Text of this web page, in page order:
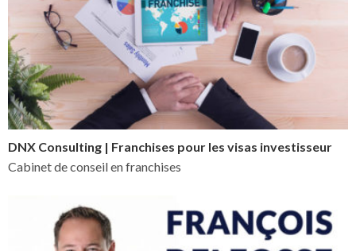
DNX Consulting | Franchises pour les visas investisseur
Cabinet de conseil en franchises